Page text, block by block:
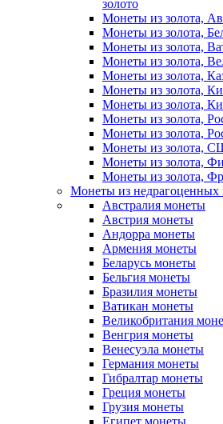
золото
Монеты из золота,
Монеты из золота,
Монеты из золота,
Монеты из золота,
Монеты из золота,
Монеты из золота,
Монеты из золота,
Монеты из золота,
Монеты из золота,
Монеты из золота,
Монеты из золота,
Монеты из золота,
Монеты из недрагоценных
Австралия монеты
Австрия монеты
Андорра монеты
Армения монеты
Беларусь монеты
Бельгия монеты
Бразилия монеты
Ватикан монеты
Великобритания
Венгрия монеты
Венесуэла монеты
Германия монеты
Гибралтар монеты
Греция монеты
Грузия монеты
Египет монеты